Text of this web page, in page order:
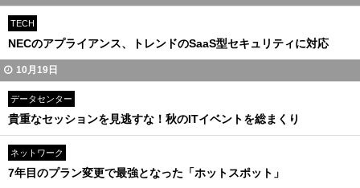
TECH
NECのアプライアンス、トレンドのSaaS型セキュリティに対応
10月19日
データセンター
貴重なセッションを見逃すな！秋のITイベントを総まくり
ネットワーク
7年目のプラン変更で最強となった「ホットスポット」